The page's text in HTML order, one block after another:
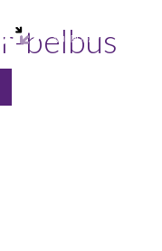
belbus